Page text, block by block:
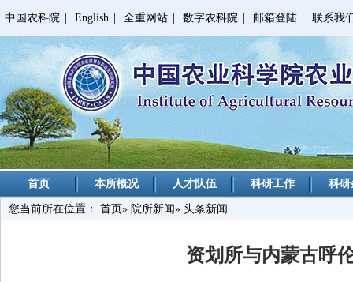
中国农科院 English 全重网站 数字农科院 邮箱登陆 联系我
首页 本所概况 人才队伍 科研工作 科
您当前所在位置： 首页» 院所新闻» 头条新闻
资划所与内蒙古呼